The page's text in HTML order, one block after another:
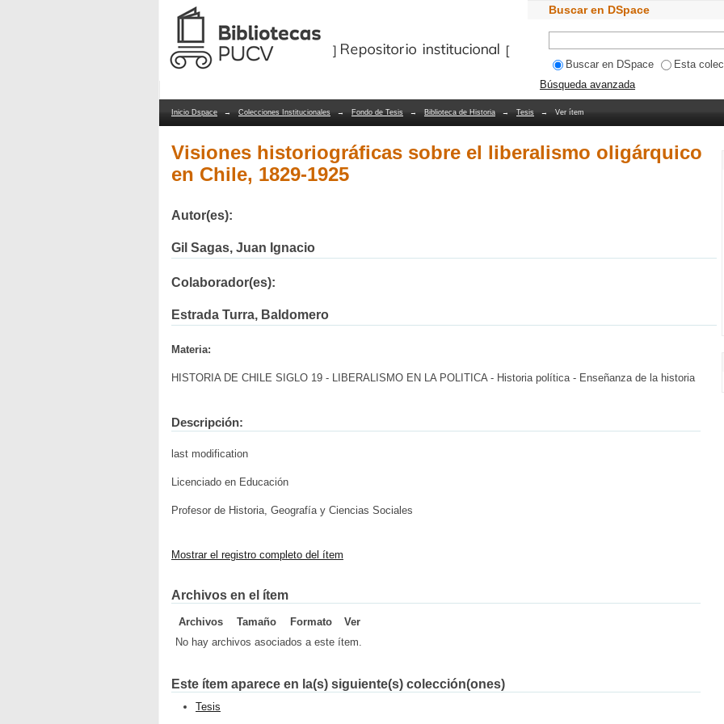
Visiones historiográficas sobre el liberalismo oligárquico en
Repositorio Dspace/Manakin Buscar en DSpace
Buscar en DSpace
Esta
Búsqueda avanzada
Inicio Dspace → Colecciones Institucionales → Fondo de Tesis → Biblioteca de Historia → Tesis → Ver ítem
Visiones historiográficas sobre el liberalismo oligárquico
en Chile, 1829-1925
Autor(es):
Gil Sagas, Juan Ignacio
Colaborador(es):
Estrada Turra, Baldomero
Materia:
HISTORIA DE CHILE SIGLO 19 - LIBERALISMO EN LA POLITICA - Historia política - Enseñanza de la historia
Descripción:
last modification
Licenciado en Educación
Profesor de Historia, Geografía y Ciencias Sociales
Mostrar el registro completo del ítem
Archivos en el ítem
Archivos Tamaño Formato
Ver
No hay archivos asociados a este ítem.
Este ítem aparece en la(s) siguiente(s) colección(ones)
Tesis